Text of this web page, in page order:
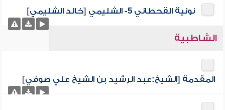
نونية القحطاني 5- الشليمي [خالد الشليمي]
الشاطبية
المقدمة [الشيخ:عبد الرشيد بن الشيخ علي صوفي]